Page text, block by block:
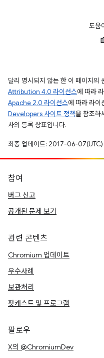
도움
달리 명시되지 않는 한 이 페이지의
Attribution 4.0 라이선스에 따라
Apache 2.0 라이선스에 따라 라이
Developers 사이트 정책을 참조
사의 등록 상표입니다.
최종 업데이트: 2017-06-07(UTC)
참여
버그 신고
공개된 문제 보기
관련 콘텐츠
Chromium 업데이트
우수사례
보관처리
팟캐스트 및 프로그램
팔로우
X의 @ChromiumDev